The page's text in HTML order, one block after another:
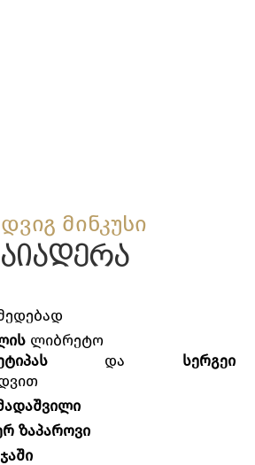
მინკუსი
ლიბრეტო
და სერგეი
ზაპაროვი